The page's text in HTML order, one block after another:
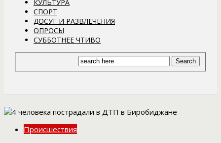
КУЛЬТУРА
СПОРТ
ДОСУГ И РАЗВЛЕЧЕНИЯ
ОПРОСЫ
СУББОТНЕЕ ЧТИВО
Происшествия